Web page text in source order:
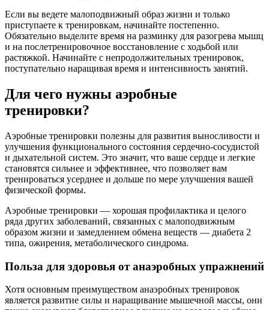
Если вы ведете малоподвижный образ жизни и только
приступаете к тренировкам, начинайте постепенно.
Обязательно выделите время на разминку для разогрева мышц
и на послетренировочное восстановление с ходьбой или
растяжкой. Начинайте с непродолжительных тренировок,
поступательно наращивая время и интенсивность занятий.
Для чего нужны аэробные
тренировки?
Аэробные тренировки полезны для развития выносливости и
улучшения функционального состояния сердечно-сосудистой
и дыхательной систем. Это значит, что ваше сердце и легкие
становятся сильнее и эффективнее, что позволяет вам
тренироваться усерднее и дольше по мере улучшения вашей
физической формы.
Аэробные тренировки — хорошая профилактика и целого
ряда других заболеваний, связанных с малоподвижным
образом жизни и замедлением обмена веществ — диабета 2
типа, ожирения, метаболического синдрома.
Польза для здоровья от анаэробных упражнений
Хотя основным преимуществом анаэробных тренировок
является развитие силы и наращивание мышечной массы, они